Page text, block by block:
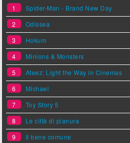
1
Spider-Man - Brand New Day
2
Odissea
3
Hokum
4
Minions & Monsters
5
Ateez: Light the Way in Cinemas
6
Michael
7
Toy Story 5
8
Le città di pianura
9
Il bene comune